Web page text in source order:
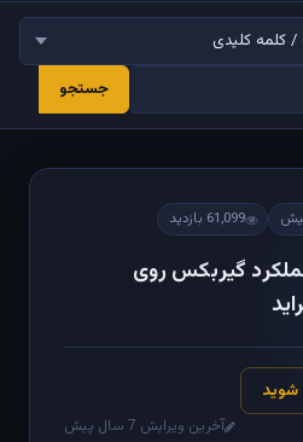
جستجو
61,099 بازدید
گیربکس روی
شوید
آخرین ویرایش 7 سال پیش